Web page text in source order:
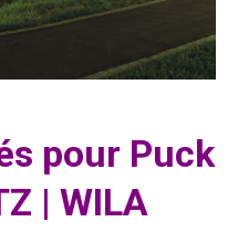
pour Puck
| WILA